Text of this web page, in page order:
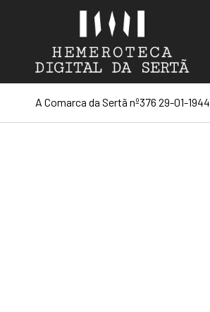
A Comarca da Sertã nº376 29-01-1944